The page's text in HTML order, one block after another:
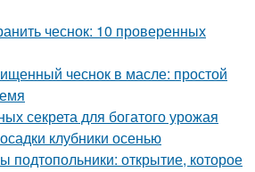
чеснок: 10 проверенных
чеснок в масле: простой
секрета для богатого урожая
клубники осенью
подтопольники: открытие, которое